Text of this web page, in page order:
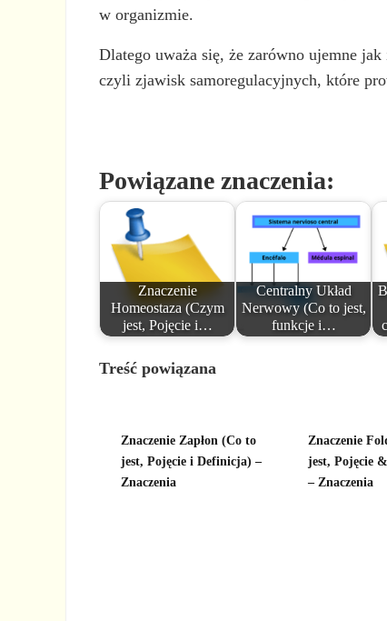
w organizmie.
Dlatego uważa się, że zarówno ujemne
czyli zjawisk samoregulacyjnych, które
Powiązane znaczenia:
Znaczenie
Homeostaza (Czym
jest, Pojęcie i…
Centralny Układ
Nerwowy (Co to jest,
funkcje i…
Treść powiązana
Znaczenie Zapłon (Co to
jest, Pojęcie i Definicja) –
Znaczenia
Znaczenie
jest, Pojęcie
– Znaczenia